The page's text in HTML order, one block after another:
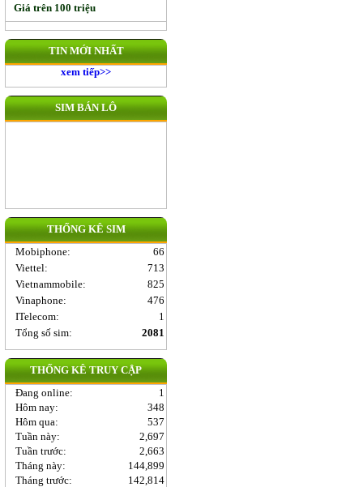
Giá trên 100 triệu
TIN MỚI NHẤT
xem tiếp>>
SIM BÁN LÔ
THỐNG KÊ SIM
Mobiphone:
66
Viettel:
713
Vietnammobile:
825
Vinaphone:
476
ITelecom:
1
Tổng số sim:
2081
THỐNG KÊ TRUY CẬP
Đang online:
1
Hôm nay:
348
Hôm qua:
537
Tuần này:
2,697
Tuần trước:
2,663
Tháng này:
144,899
Tháng trước:
142,814